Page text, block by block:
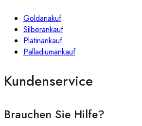
Goldanakuf
Silberankauf
Platinankauf
Palladiumankauf
Kundenservice
Brauchen Sie Hilfe?